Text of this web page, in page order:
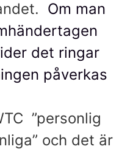
Om man
det ringar
påverkas
”personlig
och det är